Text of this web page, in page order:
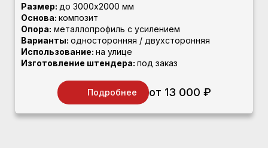
Размер: до 3000х2000 мм
Основа: композит
Опора: металлопрофиль с усилением
Варианты: односторонняя / двухсторонняя
Использование: на улице
Изготовление штендера: под заказ
Подробнее от 13 000 ₽